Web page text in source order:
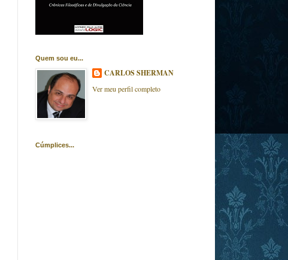
Quem sou eu...
CARLOS SHERMAN
Ver meu perfil completo
Cúmplices...